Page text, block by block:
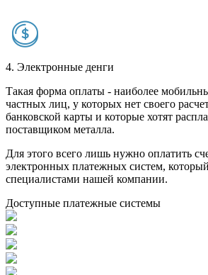
4. Электронные денги
Такая форма оплаты - наиболее
частных лиц, у которых нет своего
банковской карты и которые хотят
поставщиком металла.
Для этого всего лишь нужно оплатить
электронных платежных систем,
специалистами нашей компании.
Доступные платежные системы